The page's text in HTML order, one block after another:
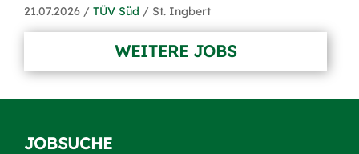
21.07.2026 / TÜV Süd / St. Ingbert
WEITERE JOBS
JOBSUCHE